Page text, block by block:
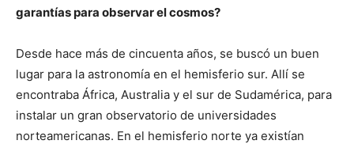
garantías para observar el cosmos?
Desde hace más de cincuenta años, se buscó un buen
lugar para la astronomía en el hemisferio sur. Allí se
encontraba África, Australia y el sur de Sudamérica, para
instalar un gran observatorio de universidades
norteamericanas. En el hemisferio norte ya existían